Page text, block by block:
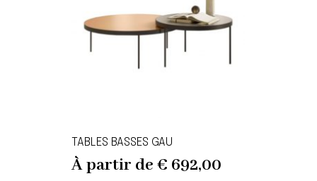
TABLES BASSES GAU
À partir de€ 692,00